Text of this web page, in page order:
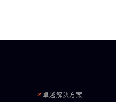
↗卓越解決方案